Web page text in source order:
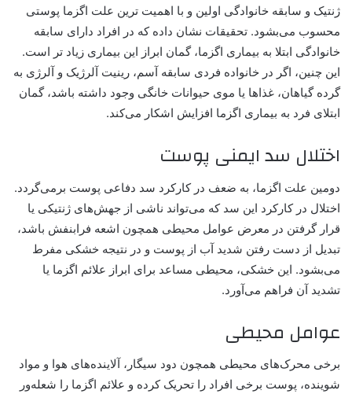
ژنتیک و سابقه خانوادگی اولین و با اهمیت ترین علت اگزما پوستی
محسوب می‌بشود. تحقیقات نشان داده که در افراد دارای سابقه
خانوادگی ابتلا به بیماری اگزما، گمان ابراز این بیماری زیاد تر است.
این چنین، اگر در خانواده فردی سابقه آسم، رینیت آلرژیک و آلرژی به
گرده گیاهان، غذاها یا موی حیوانات خانگی وجود داشته باشد، گمان
ابتلای فرد به بیماری اگزما افزایش اشکار می‌کند.
اختلال سد ایمنی پوست
دومین علت اگزما، به ضعف در کارکرد سد دفاعی پوست برمی‌گردد.
اختلال در کارکرد این سد که می‌تواند ناشی از جهش‌های ژنتیکی یا
قرار گرفتن در معرض عوامل محیطی همچون اشعه فرابنفش باشد،
تبدیل از دست رفتن شدید آب از پوست و در نتیجه خشکی مفرط
می‌بشود. این خشکی، محیطی مساعد برای ابراز علائم اگزما یا
تشدید آن‌ فراهم می‌آورد.
عوامل محیطی
برخی محرک‌های محیطی همچون دود سیگار، آلاینده‌های هوا و مواد
شوینده، پوست برخی افراد را تحریک کرده و علائم اگزما را شعله‌ور